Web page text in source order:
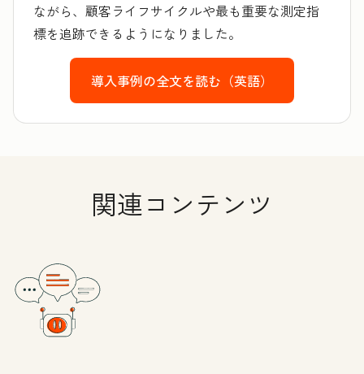
ながら、顧客ライフサイクルや最も重要な測定指
標を追跡できるようになりました。
導入事例の全文を読む（英語）
関連コンテンツ